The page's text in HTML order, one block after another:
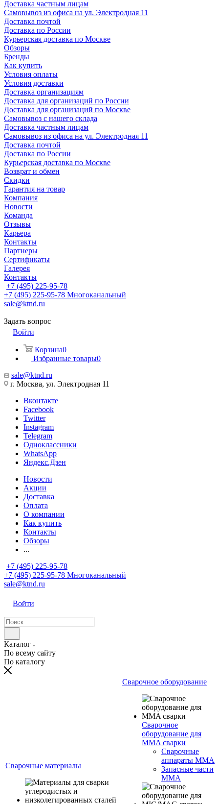
Доставка частным лицам
Самовывоз из офиса на ул. Электродная 11
Доставка почтой
Доставка по России
Курьерская доставка по Москве
Обзоры
Бренды
Как купить
Условия оплаты
Условия доставки
Доставка организациям
Доставка для организаций по России
Доставка для организаций по Москве
Самовывоз с нашего склада
Доставка частным лицам
Самовывоз из офиса на ул. Электродная 11
Доставка почтой
Доставка по России
Курьерская доставка по Москве
Возврат и обмен
Скидки
Гарантия на товар
Компания
Новости
Команда
Отзывы
Карьера
Контакты
Партнеры
Сертификаты
Галерея
Контакты
+7 (495) 225-95-78
+7 (495) 225-95-78 Многоканальный
sale@ktnd.ru
Задать вопрос
Войти
Корзина0
Избранные товары0
sale@ktnd.ru
г. Москва, ул. Электродная 11
Вконтакте
Facebook
Twitter
Instagram
Telegram
Одноклассники
WhatsApp
Яндекс.Дзен
Новости
Акции
Доставка
Оплата
О компании
Как купить
Контакты
Обзоры
...
+7 (495) 225-95-78
+7 (495) 225-95-78 Многоканальный
sale@ktnd.ru
Войти
Каталог
По всему сайту
По каталогу
Сварочные материалы
Сварочное оборудование
Сварочное
оборудование для
MMA сварки
Сварочные
аппараты MMA
Запасные части
MMA